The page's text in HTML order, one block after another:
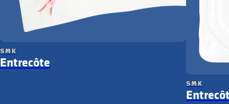
SMK
Entrecôte
SMK